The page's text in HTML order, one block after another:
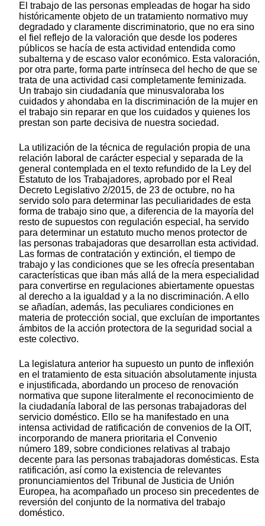
El trabajo de las personas empleadas de hogar ha sido
históricamente objeto de un tratamiento normativo muy
degradado y claramente discriminatorio, que no era sino
el fiel reflejo de la valoración que desde los poderes
públicos se hacía de esta actividad entendida como
subalterna y de escaso valor económico. Esta valoración,
por otra parte, forma parte intrínseca del hecho de que se
trata de una actividad casi completamente feminizada.
Un trabajo sin ciudadanía que minusvaloraba los
cuidados y ahondaba en la discriminación de la mujer en
el trabajo sin reparar en que los cuidados y quienes los
prestan son parte decisiva de nuestra sociedad.
La utilización de la técnica de regulación propia de una
relación laboral de carácter especial y separada de la
general contemplada en el texto refundido de la Ley del
Estatuto de los Trabajadores, aprobado por el Real
Decreto Legislativo 2/2015, de 23 de octubre, no ha
servido solo para determinar las peculiaridades de esta
forma de trabajo sino que, a diferencia de la mayoría del
resto de supuestos con regulación especial, ha servido
para determinar un estatuto mucho menos protector de
las personas trabajadoras que desarrollan esta actividad.
Las formas de contratación y extinción, el tiempo de
trabajo y las condiciones que se les ofrecía presentaban
características que iban más allá de la mera especialidad
para convertirse en regulaciones abiertamente opuestas
al derecho a la igualdad y a la no discriminación. A ello
se añadían, además, las peculiares condiciones en
materia de protección social, que excluían de importantes
ámbitos de la acción protectora de la seguridad social a
este colectivo.
La legislatura anterior ha supuesto un punto de inflexión
en el tratamiento de esta situación absolutamente injusta
e injustificada, abordando un proceso de renovación
normativa que supone literalmente el reconocimiento de
la ciudadanía laboral de las personas trabajadoras del
servicio doméstico. Ello se ha manifestado en una
intensa actividad de ratificación de convenios de la OIT,
incorporando de manera prioritaria el Convenio
número 189, sobre condiciones relativas al trabajo
decente para las personas trabajadoras domésticas. Esta
ratificación, así como la existencia de relevantes
pronunciamientos del Tribunal de Justicia de Unión
Europea, ha acompañado un proceso sin precedentes de
reversión del conjunto de la normativa del trabajo
doméstico.